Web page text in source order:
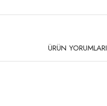
ÜRÜN YORUMLARI